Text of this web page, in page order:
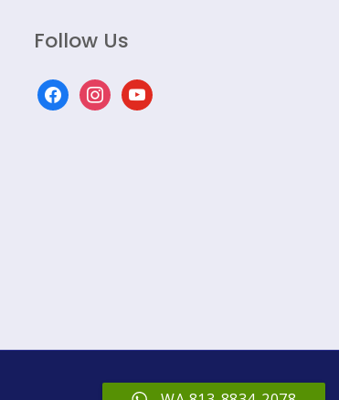
Follow Us
facebookinstagramyoutube